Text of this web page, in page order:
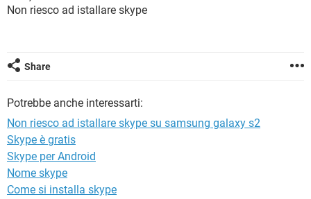
INSTAGRAM
TIKTOK
Non riesco ad istallare skype
Share
Potrebbe anche interessarti:
Non riesco ad istallare skype su samsung galaxy s2
Skype è gratis
Skype per Android
Nome skype
Come si installa skype